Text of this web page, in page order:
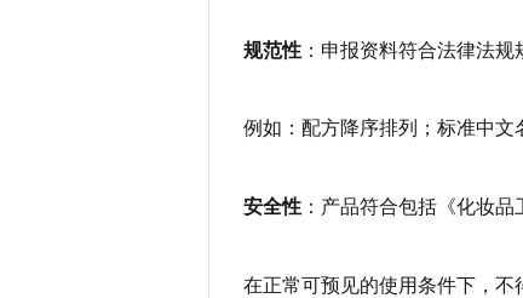
规范性 ：申报资料符合法律法规
例如：配方降序排列；标准中文
安全性 ：产品符合包括《化妆
在正常可预见的使用条件下，不